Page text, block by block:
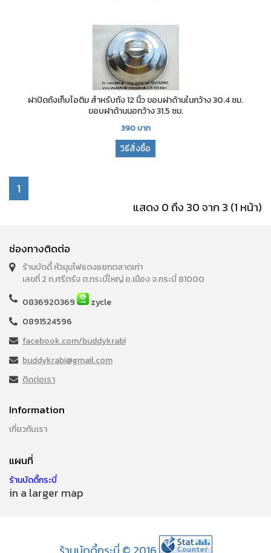
ฝาปิดถังเก็บไอติม สำหรับถัง 12 นิ้ว ขอบฝาด้านในกว้าง 30.4 ซม.
ขอบฝาด้านนอกว้าง 31.5 ซม.
390บาท
วิธีสั่งซื้อ
1
แสดง 0 ถึง 30 จาก 3 (1 หน้า)
ช่องทางติดต่อ
ร้านบัดดี้ หัวมุมไฟแดงแยกตลาดเก่า
เลขที่ 2 ถ.ศรีตรัง ต.กระบี่ใหญ่ อ.เมือง จ.กระบี่ 81000
0836920369
zycle
0891524596
facebook.com/buddykrabi
buddykrabi@gmail.com
ติดต่อเรา
Information
เกี่ยวกับเรา
แผนที่
ร้านบัดดี้กระบี่
in a larger map